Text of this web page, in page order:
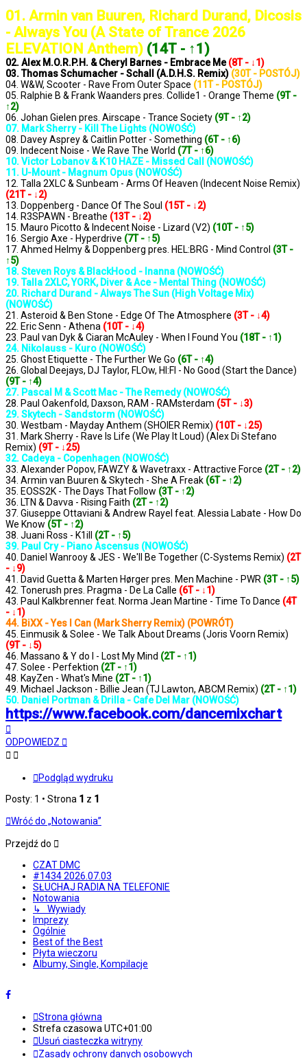
01. Armin van Buuren, Richard Durand, Dicosis
- Always You (A State of Trance 2026
ELEVATION Anthem) (14T - ↑1)
02. Alex M.O.R.P.H. & Cheryl Barnes - Embrace Me(8T - ↓1)
03. Thomas Schumacher - Schall (A.D.H.S. Remix) (30T - POSTÓJ)
04. W&W, Scooter - Rave From Outer Space (11T - POSTÓJ)
05. Ralphie B & Frank Waanders pres. Collide1 - Orange Theme (9T -
↑2)
06. Johan Gielen pres. Airscape - Trance Society (9T - ↑2)
07. Mark Sherry - Kill The Lights (NOWOŚĆ)
08. Davey Asprey & Caitlin Potter - Something (6T - ↑6)
09. Indecent Noise - We Rave The World (7T - ↑6)
10. Victor Lobanov & K10 HAZE - Missed Call (NOWOŚĆ)
11. U-Mount - Magnum Opus (NOWOŚĆ)
12. Talla 2XLC & Sunbeam - Arms Of Heaven (Indecent Noise Remix)
(21T - ↓2)
13. Doppenberg - Dance Of The Soul (15T - ↓2)
14. R3SPAWN - Breathe (13T - ↓2)
15. Mauro Picotto & Indecent Noise - Lizard (V2) (10T - ↑5)
16. Sergio Axe - Hyperdrive (7T - ↑5)
17. Ahmed Helmy & Doppenberg pres. HEL:BRG - Mind Control (3T -
↑5)
18. Steven Roys & BlackHood - Inanna (NOWOŚĆ)
19. Talla 2XLC, YORK, Diver & Ace - Mental Thing (NOWOŚĆ)
20. Richard Durand - Always The Sun (High Voltage Mix)
(NOWOŚĆ)
21. Asteroid & Ben Stone - Edge Of The Atmosphere (3T - ↓4)
22. Eric Senn - Athena (10T - ↓4)
23. Paul van Dyk & Ciaran McAuley - When I Found You (18T - ↑1)
24. Nikolauss - Kuro (NOWOŚĆ)
25. Ghost Etiquette - The Further We Go (6T - ↑4)
26. Global Deejays, DJ Taylor, FLOw, HI:FI - No Good (Start the Dance)
(9T - ↑4)
27. Pascal M & Scott Mac - The Remedy (NOWOŚĆ)
28. Paul Oakenfold, Daxson, RAM - RAMsterdam (5T - ↓3)
29. Skytech - Sandstorm (NOWOŚĆ)
30. Westbam - Mayday Anthem (SHOIER Remix) (10T - ↓25)
31. Mark Sherry - Rave Is Life (We Play It Loud) (Alex Di Stefano
Remix) (9T - ↓25)
32. Cadeya - Copenhagen (NOWOŚĆ)
33. Alexander Popov, FAWZY & Wavetraxx - Attractive Force (2T - ↑2)
34. Armin van Buuren & Skytech - She A Freak (6T - ↑2)
35. EOSS2K - The Days That Follow (3T - ↑2)
36. LTN & Davva - Rising Faith (2T - ↑2)
37. Giuseppe Ottaviani & Andrew Rayel feat. Alessia Labate - How Do
We Know (5T - ↑2)
38. Juani Ross - K1ill (2T - ↑5)
39. Paul Cry - Piano Ascensus (NOWOŚĆ)
40. Daniel Wanrooy & JES - We'll Be Together (C-Systems Remix) (2T
- ↓9)
41. David Guetta & Marten Hørger pres. Men Machine - PWR (3T - ↑5)
42. Tonerush pres. Pragma - De La Calle (6T - ↓1)
43. Paul Kalkbrenner feat. Norma Jean Martine - Time To Dance (4T
- ↓1)
44. BiXX - Yes I Can (Mark Sherry Remix) (POWRÓT)
45. Einmusik & Solee - We Talk About Dreams (Joris Voorn Remix)
(9T - ↓5)
46. Massano & Y do I - Lost My Mind (2T - ↑1)
47. Solee - Perfektion (2T - ↑1)
48. KayZen - What's Mine (2T - ↑1)
49. Michael Jackson - Billie Jean (TJ Lawton, ABCM Remix) (2T - ↑1)
50. Daniel Portman & Drilla - Cafe Del Mar (NOWOŚĆ)
https://www.facebook.com/dancemixchart
górę
ODPOWIEDZ
Podgląd wydruku
Posty: 1 • Strona 1 z 1
Wróć do „Notowania”
Przejdź do
CZAT DMC
#1434 2026.07.03
SŁUCHAJ RADIA NA TELEFONIE
Notowania
↳ Wywiady
Imprezy
Ogólnie
Best of the Best
Płyta wieczoru
Albumy, Single, Kompilacje
Strona główna
Strefa czasowaUTC+01:00
Usuń ciasteczka witryny
Zasady ochrony danych osobowych